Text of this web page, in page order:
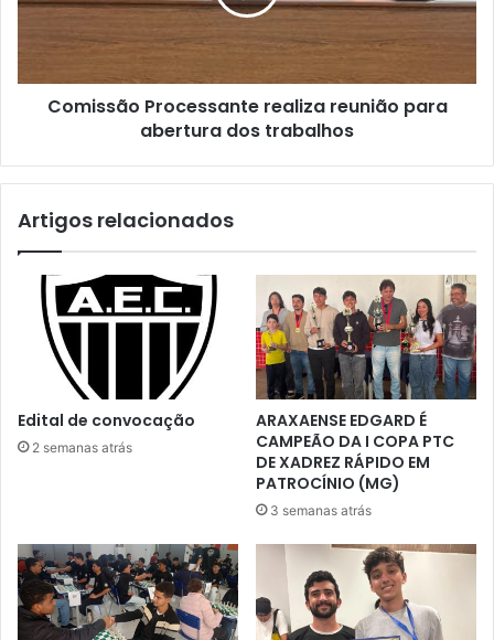
abertura
Comissão Processante realiza reunião para
abertura dos trabalhos
Artigos relacionados
Edital de convocação
2 semanas atrás
ARAXAENSE EDGARD É
CAMPEÃO DA I COPA PTC
DE XADREZ RÁPIDO EM
PATROCÍNIO (MG)
3 semanas atrás